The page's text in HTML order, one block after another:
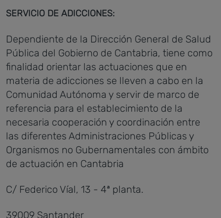
SERVICIO DE ADICCIONES:
Dependiente de la Dirección General de Salud
Pública del Gobierno de Cantabria, tiene como
finalidad orientar las actuaciones que en
materia de adicciones se lleven a cabo en la
Comunidad Autónoma y servir de marco de
referencia para el establecimiento de la
necesaria cooperación y coordinación entre
las diferentes Administraciones Públicas y
Organismos no Gubernamentales con ámbito
de actuación en Cantabria
C/ Federico Víal, 13 - 4ª planta.
39009 Santander